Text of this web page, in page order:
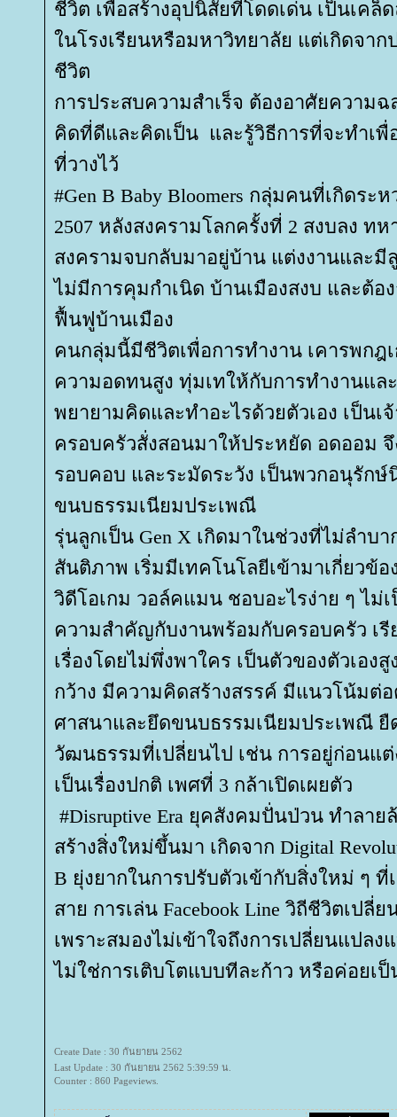
ชีวิต เพื่อสร้างอุปนิสัยที่โดดเด่น เป็นเคล็
นโรงเรียนหรือมหาวิทยาลัย แต่เกิดจาก
ชีวิต
การประสบความสำเร็จ ต้องอาศัยความฉ
คิดที่ดีและคิดเป็น และรู้วิธีการที่จะทำเ
ที่วางไว้
#Gen B Baby Bloomers กลุ่มคนที่เกิดระ
2507 หลังสงครามโลกครั้งที่ 2 สงบลง ท
สงครามจบกลับมาอยู่บ้าน แต่งงานและมี
ไม่มีการคุมกำเนิด บ้านเมืองสงบ และต้อ
ฟื้นฟูบ้านเมือง
คนกลุ่มนี้มีชีวิตเพื่อการทำงาน เคารพก
ความอดทนสูง ทุ่มเทให้กับการทำงานแล
พยายามคิดและทำอะไรด้วยตัวเอง เป็น
ครอบครัวสั่งสอนมาให้ประหยัด อดออม จึ
รอบคอบ และระมัดระวัง เป็นพวกอนุรักษ์
ขนบธรรมเนียมประเพณี
รุ่นลูกเป็น Gen X เกิดมาในช่วงที่ไม่ลำบา
สันติภาพ เริ่มมีเทคโนโลยีเข้ามาเกี่ยวข้อ
วิดีโอเกม วอล์คแมน ชอบอะไรง่าย ๆ ไม่
ความสำคัญกับงานพร้อมกับครอบครัว เรี
เรื่องโดยไม่พึ่งพาใคร เป็นตัวของตัวเอง
กว้าง มีความคิดสร้างสรรค์ มีแนวโน้มต่
ศาสนาและยึดขนบธรรมเนียมประเพณี
วัฒนธรรมที่เปลี่ยนไป เช่น การอยู่ก่อนแต่
เป็นเรื่องปกติ เพศที่ 3 กล้าเปิดเผยตัว
#Disruptive Era ยุคสังคมปั่นป่วน ทำลาย
สร้างสิ่งใหม่ขึ้นมา เกิดจาก Digital
B ยุ่งยากในการปรับตัวเข้ากับสิ่งใหม่ ๆ ที่
สาย การเล่น Facebook Line วิถีชีวิตเปลี่ย
เพราะสมองไม่เข้าใจถึงการเปลี่ยนแปลง
ไม่ใช่การเติบโตแบบทีละก้าว หรือค่อยเ
Create Date : 30 กันยายน 2562
Last Update : 30 กันยายน 2562 5:39:59 น.
Counter : 860 Pageviews.